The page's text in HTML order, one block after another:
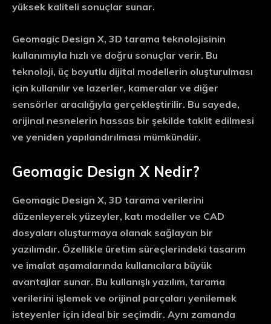
yüksek kaliteli sonuçlar sunar.
Geomagic Design X, 3D tarama teknolojisinin
kullanımıyla hızlı ve doğru sonuçlar verir. Bu
teknoloji, üç boyutlu dijital modellerin oluşturulması
için kullanılır ve lazerler, kameralar ve diğer
sensörler aracılığıyla gerçekleştirilir. Bu sayede,
orijinal nesnelerin hassas bir şekilde taklit edilmesi
ve yeniden yapılandırılması mümkündür.
Geomagic Design X Nedir?
Geomagic Design X, 3D tarama verilerini
düzenleyerek yüzeyler, katı modeller ve CAD
dosyaları oluşturmaya olanak sağlayan bir
yazılımdır. Özellikle üretim süreçlerindeki tasarım
ve imalat aşamalarında kullanıcılara büyük
avantajlar sunar. Bu kullanışlı yazılım, tarama
verilerini işlemek ve orijinal parçaları yenilemek
isteyenler için ideal bir seçimdir. Aynı zamanda